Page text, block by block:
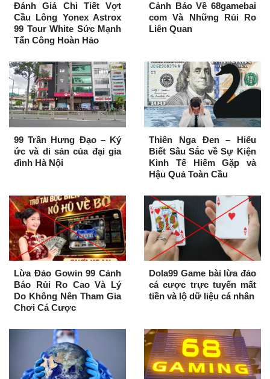
Đánh Giá Chi Tiết Vợt
Cầu Lông Yonex Astrox
99 Tour White Sức Mạnh
Tấn Công Hoàn Hảo
Cảnh Báo Về 68gamebai
com Và Những Rủi Ro
Liên Quan
99 Trần Hưng Đạo – Ký
ức và di sản của đại gia
đình Hà Nội
Thiên Nga Đen – Hiểu
Biết Sâu Sắc về Sự Kiện
Kinh Tế Hiếm Gặp và
Hậu Quả Toàn Cầu
Lừa Đảo Gowin 99 Cảnh
Báo Rủi Ro Cao Và Lý
Do Không Nên Tham Gia
Chơi Cá Cược
Dola99 Game bài lừa đảo
cá cược trực tuyến mất
tiền và lộ dữ liệu cá nhân